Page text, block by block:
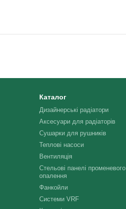
Каталог
Дизайнерські радіатори
Аксесуари для радіаторів
Сушарки для рушників
Теплові насоси
Вентиляція
Стельові панелі променевого
опалення
Фанкойли
Системи VRF